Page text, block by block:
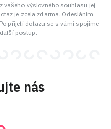
vašeho výslovného souhlasu jej
je zcela zdarma. Odesláním
přijetí dotazu se s vámi spojíme
postup.
nás